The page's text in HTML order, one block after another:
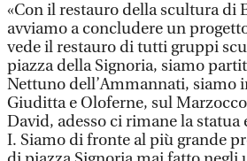
«Con il restauro della scultura di
avviamo a concludere un
vede il restauro di tutti gruppi
piazza della Signoria, siamo
Nettuno dell’Ammannati, siamo
Giuditta e Oloferne, sul
David, adesso ci rimane la statua
I. Siamo di fronte al più grande